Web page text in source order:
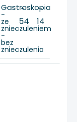
Gastroskopia
-
ze
znieczuleniem
-
bez
znieczulenia
-
54
-
14